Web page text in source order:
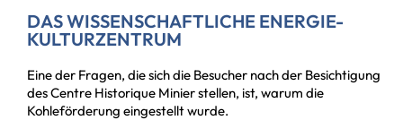
DAS WISSENSCHAFTLICHE ENERGIE-
KULTURZENTRUM
Eine der Fragen, die sich die Besucher nach der Besichtigung
des Centre Historique Minier stellen, ist, warum die
Kohleförderung eingestellt wurde.